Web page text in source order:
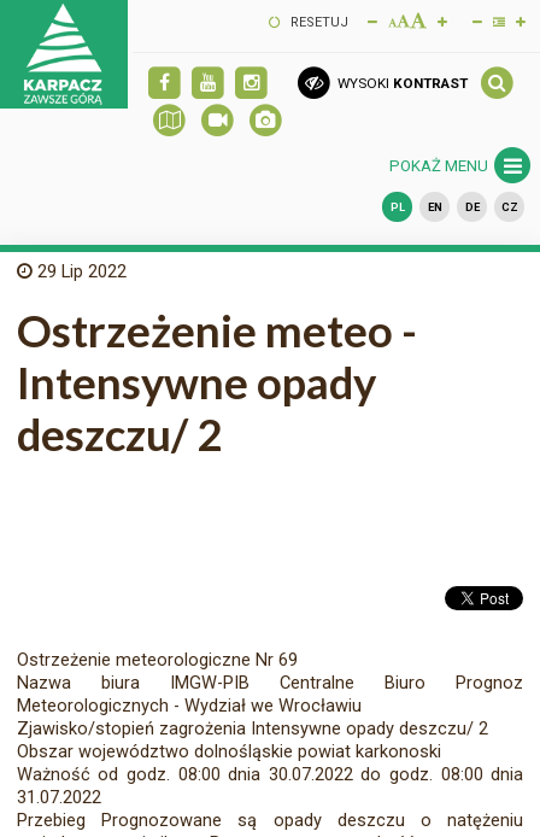
RESETUJ
WYSOKI KONTRAST
POKAŻ MENU
PL EN DE CZ
29 Lip 2022
Ostrzeżenie meteo -
Intensywne opady
deszczu/ 2
Ostrzeżenie meteorologiczne Nr 69
Nazwa biura IMGW-PIB Centralne Biuro Prognoz
Meteorologicznych - Wydział we Wrocławiu
Zjawisko/stopień zagrożenia Intensywne opady deszczu/ 2
Obszar województwo dolnośląskie powiat karkonoski
Ważność od godz. 08:00 dnia 30.07.2022 do godz. 08:00 dnia
31.07.2022
Przebieg Prognozowane są opady deszczu o natężeniu